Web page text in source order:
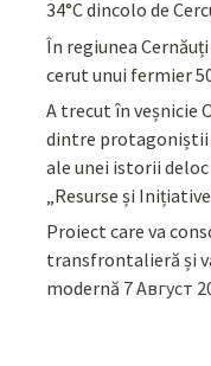
34°C dincolo de
În regiunea
cerut unui fermier
A trecut în veșnicie
dintre protagoniștii
ale unei istorii
„Resurse și
Proiect care va
transfrontalieră și
modernă 7 Август